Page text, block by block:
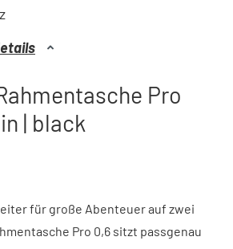
Pro
| black
für große Abenteuer auf zwei
Pro 0,6 sitzt passgenau